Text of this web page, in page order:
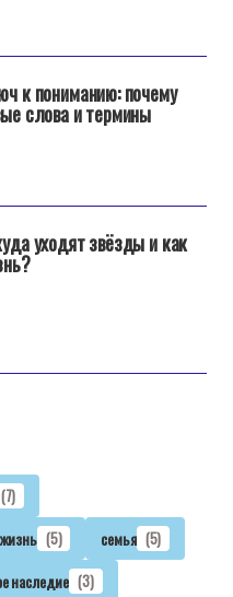
к пониманию: почему
слова и термины
уходят звёзды и как
(7)
(5) семья (5)
наследие (3)